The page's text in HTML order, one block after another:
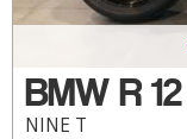
BMW R 12
NINE T